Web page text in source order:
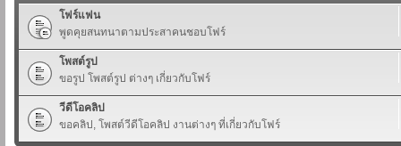
โฟร์แฟน
พูดคุยสนทนาตามประสาคนชอบโฟร์
โพสต์รูป
ขอรูป โพสต์รูป ต่างๆ เกี่ยวกับโฟร์
วีดีโอคลิป
ขอคลิป, โพสต์วีดีโอคลิป งานต่างๆ ที่เกี่ยวกับโฟร์